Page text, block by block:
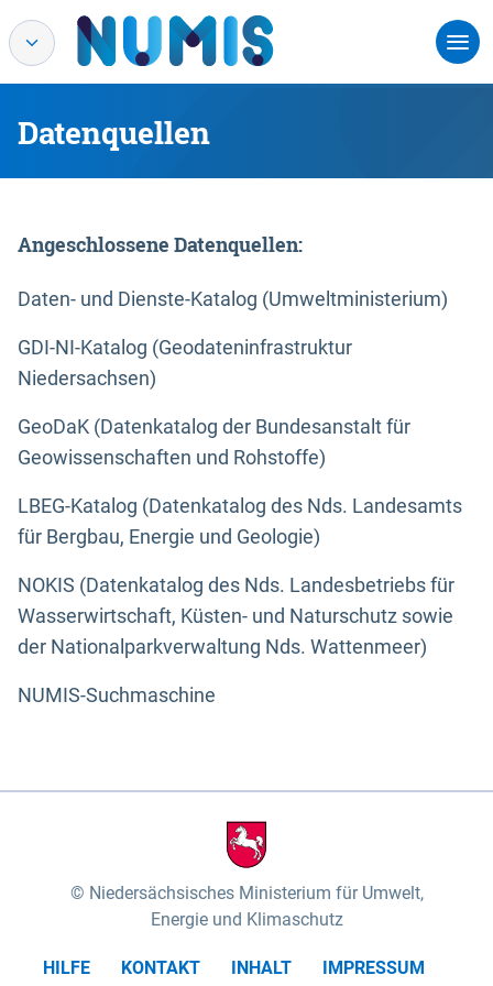
Datenquellen
Angeschlossene Datenquellen:
Daten- und Dienste-Katalog (Umweltministerium)
GDI-NI-Katalog (Geodateninfrastruktur
Niedersachsen)
GeoDaK (Datenkatalog der Bundesanstalt für
Geowissenschaften und Rohstoffe)
LBEG-Katalog (Datenkatalog des Nds. Landesamts
für Bergbau, Energie und Geologie)
NOKIS (Datenkatalog des Nds. Landesbetriebs für
Wasserwirtschaft, Küsten- und Naturschutz sowie
der Nationalparkverwaltung Nds. Wattenmeer)
NUMIS-Suchmaschine
Niedersächsisches Ministerium für Umwelt,
Energie und Klimaschutz
HILFE KONTAKT INHALT
IMPRESSUM